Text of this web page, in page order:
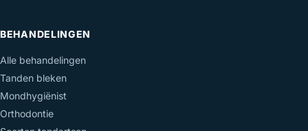
BEHANDELINGEN
Alle behandelingen
Tanden bleken
Mondhygiënist
Orthodontie